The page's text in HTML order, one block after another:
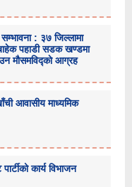
: ३७ जिल्लामा
पहाडी सडक खण्डमा
मौसमविद्काे आग्रह
आवासीय माध्यमिक
कार्य विभाजन